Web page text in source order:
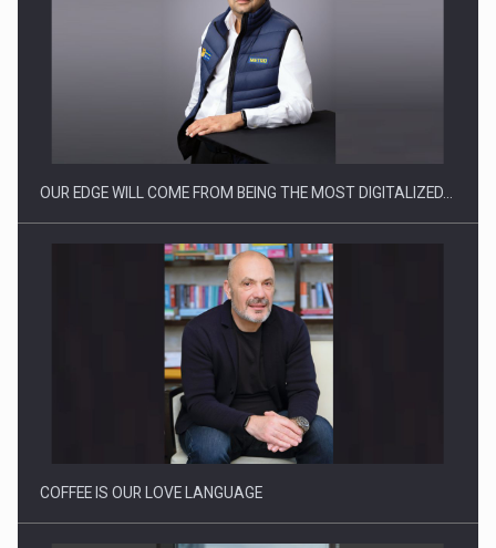
Producatorii si comerciantii care nu se supun noilor
Proteinmaxxing and the Future of Protein Demand
OUR EDGE WILL COME FROM BEING THE MOST DIGITALIZED…
COFFEE IS OUR LOVE LANGUAGE